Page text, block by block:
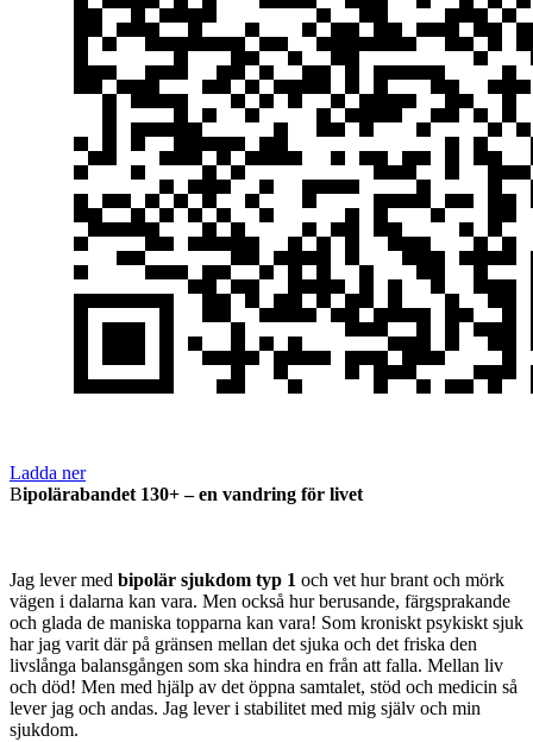
Ladda ner
Bipolärabandet 130+ – en vandring för livet
Jag lever med bipolär sjukdom typ 1 och vet hur brant och mörk
vägen i dalarna kan vara. Men också hur berusande, färgsprakande
och glada de maniska topparna kan vara! Som kroniskt psykiskt sjuk
har jag varit där på gränsen mellan det sjuka och det friska den
livslånga balansgången som ska hindra en från att falla. Mellan liv
och död! Men med hjälp av det öppna samtalet, stöd och medicin så
lever jag och andas. Jag lever i stabilitet med mig själv och min
sjukdom.